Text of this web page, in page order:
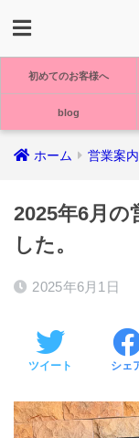
初めてのお客様へ
blog
ホーム 営業案内
2025年6月の
した。
2025年6月1日
ツイート シェ